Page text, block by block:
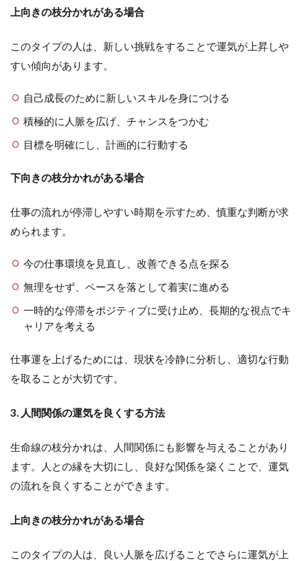
上向きの枝分かれがある場合
このタイプの人は、新しい挑戦をすることで運気が上昇しや
すい傾向があります。
自己成長のために新しいスキルを身につける
積極的に人脈を広げ、チャンスをつかむ
目標を明確にし、計画的に行動する
下向きの枝分かれがある場合
仕事の流れが停滞しやすい時期を示すため、慎重な判断が求
められます。
今の仕事環境を見直し、改善できる点を探る
無理をせず、ペースを落として着実に進める
一時的な停滞をポジティブに受け止め、長期的な視点でキ
ャリアを考える
仕事運を上げるためには、現状を冷静に分析し、適切な行動
を取ることが大切です。
3. 人間関係の運気を良くする方法
生命線の枝分かれは、人間関係にも影響を与えることがあり
ます。人との縁を大切にし、良好な関係を築くことで、運気
の流れを良くすることができます。
上向きの枝分かれがある場合
このタイプの人は、良い人脈を広げることでさらに運気が上